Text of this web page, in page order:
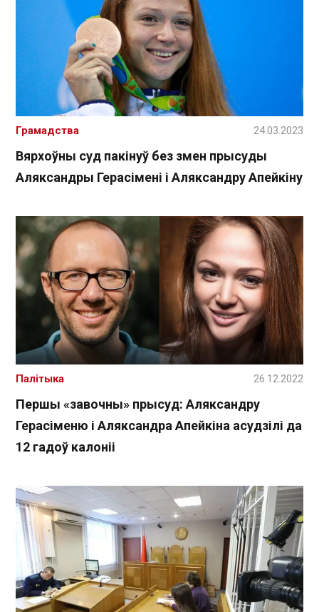
Вярхоўны суд пакінуў без змен прысуды
Аляксандры Герасімені і Аляксандру Апейкіну
Грамадства 24.03.2023
Першы «завочны» прысуд: Аляксандру
Герасіменю і Аляксандра Апейкіна асудзілі да
12 гадоў калоніі
Палітыка 26.12.2022